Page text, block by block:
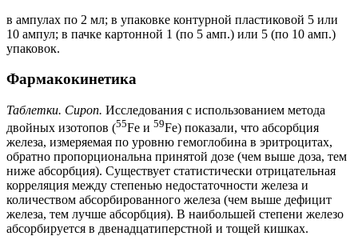
в ампулах по 2 мл; в упаковке контурной пластиковой 5 или
10 ампул; в пачке картонной 1 (по 5 амп.) или 5 (по 10 амп.)
упаковок.
Фармакокинетика
Таблетки. Сироп. Исследования с использованием метода
двойных изотопов (55Fe и 59Fe) показали, что абсорбция
железа, измеряемая по уровню гемоглобина в эритроцитах,
обратно пропорциональна принятой дозе (чем выше доза, тем
ниже абсорбция). Существует статистически отрицательная
корреляция между степенью недостаточности железа и
количеством абсорбированного железа (чем выше дефицит
железа, тем лучше абсорбция). В наибольшей степени железо
абсорбируется в двенадцатиперстной и тощей кишках.